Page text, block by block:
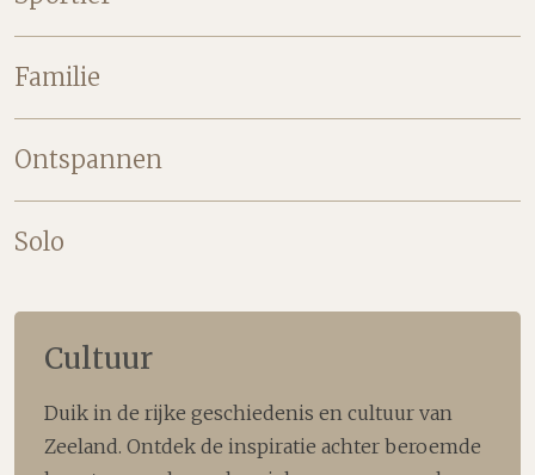
Familie
Ontspannen
Solo
Cultuur
Duik in de rijke geschiedenis en cultuur van
Zeeland. Ontdek de inspiratie achter beroemde